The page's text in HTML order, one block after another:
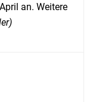
an. Weitere